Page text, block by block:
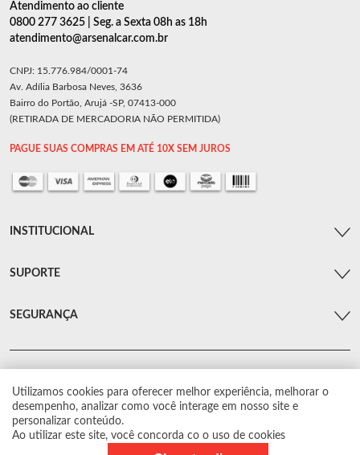
Utilizamos cookies para oferecer melhor experiência, melhorar o
desempenho, analizar como você interage em nosso site e
personalizar conteúdo.
Ao utilizar este site, você concorda co o uso de cookies
Atendimento ao cliente
0800 277 3625 | Seg. a Sexta 08h as 18h
atendimento@arsenalcar.com.br
CNPJ: 15.776.984/0001-74
Av. Adília Barbosa Neves, 3636
Bairro do Portão, Arujá -SP, 07413-000
(RETIRADA DE MERCADORIA NÃO PERMITIDA)
PAGUE SUAS COMPRAS EM ATÉ 10X SEM JUROS
INSTITUCIONAL
SUPORTE
SEGURANÇA
© Arsenal Car. Todos os direitos reservados.
Proibida reprodução total ou parcial. Preços e estoque sujeito a alterações sem
aviso prévio.